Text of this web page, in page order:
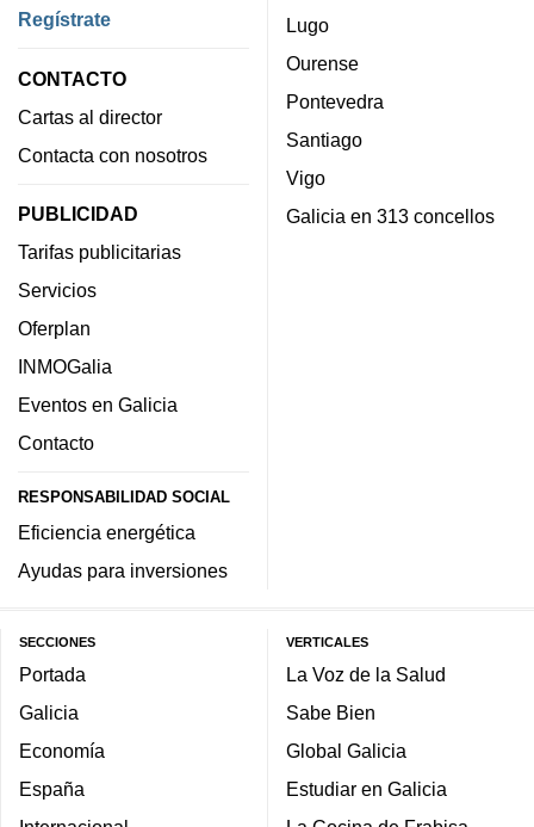
Regístrate
CONTACTO
Cartas al director
Contacta con nosotros
PUBLICIDAD
Tarifas publicitarias
Servicios
Oferplan
INMOGalia
Eventos en Galicia
Contacto
RESPONSABILIDAD SOCIAL
Eficiencia energética
Ayudas para inversiones
Lugo
Ourense
Pontevedra
Santiago
Vigo
Galicia en 313 concellos
SECCIONES
Portada
Galicia
Economía
España
VERTICALES
La Voz de la Salud
Sabe Bien
Global Galicia
Estudiar en Galicia